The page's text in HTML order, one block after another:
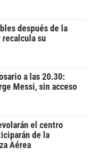
después de la
recalcula su
a las 20.30:
Messi, sin acceso
el centro
de la
Aérea